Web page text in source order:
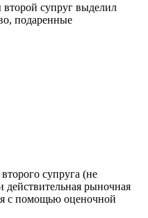
супруг выделил
подаренные
супруга (не
рыночная
с помощью оценочной